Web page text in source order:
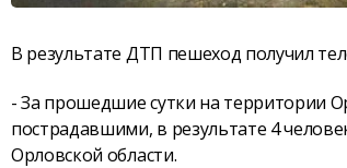
В результате ДТП пешеход получил
- За прошедшие сутки на территории
пострадавшими, в результате 4
Орловской области.